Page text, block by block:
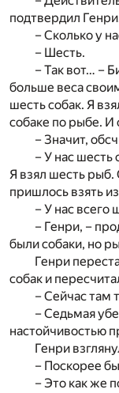
подтвердил
– Сколько у
– Шесть.
– Так вот… –
больше веса
шесть собак. Я
собаке по рыбе. И
– Значит,
– У нас шесть
Я взял шесть
пришлось взять
– У нас всего
– Генри, –
были собаки, но
Генри
собак и
– Сейчас там
– Седьмая
настойчивостью
Генри
– Поскорее
– Это как же